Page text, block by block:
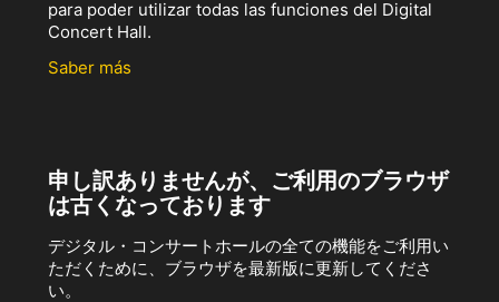
para poder utilizar todas las funciones del Digital
Concert Hall.
Saber más
申し訳ありませんが、ご利用のブラウザ
は古くなっております
デジタル・コンサートホールの全ての機能をご利用い
ただくために、ブラウザを最新版に更新してくださ
い。